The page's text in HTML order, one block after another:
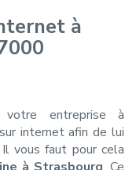
à
entreprise à
internet afin de lui
vous faut pour cela